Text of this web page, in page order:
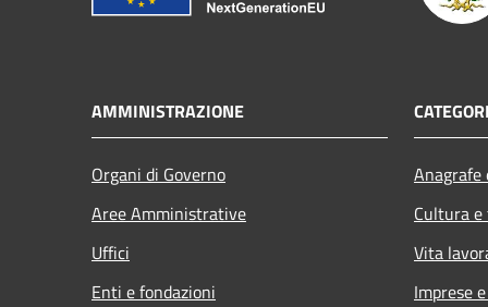
AMMINISTRAZIONE
Organi di Governo
Aree Amministrative
Uffici
Enti e fondazioni
Cultura
Vita
Imprese